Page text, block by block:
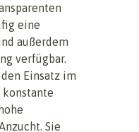
eine
außerdem
verfügbar.
Einsatz im
konstante
Sie